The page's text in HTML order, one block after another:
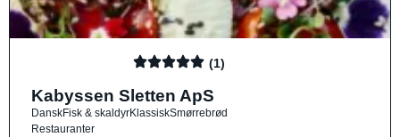
(1)
Kabyssen Sletten ApS
DanskFisk & skaldyrKlassiskSmørrebrød
Restauranter